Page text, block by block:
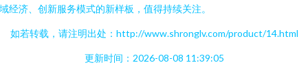
经济、创新服务模式的新样板，值得持续关注。
如若转载，请注明出处：http://www.shronglv.com/product/14.html
更新时间：2026-08-08 11:39:05